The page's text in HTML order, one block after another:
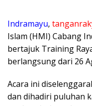
Indramayu,
Islam (HMI) Cabang
bertajuk Training
berlangsung dari 26
Acara ini
dan dihadiri puluhan